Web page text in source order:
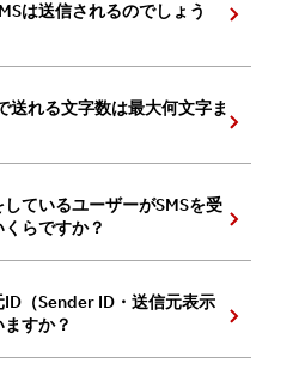
は送信されるのでしょう
送れる文字数は最大何文字ま
ているユーザーがSMSを受
らですか？
ID（Sender ID・送信元表示
すか？